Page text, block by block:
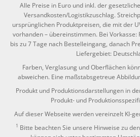
Alle Preise in Euro und inkl. der
Versandkosten/Logistikzuschlag.
ursprünglichen Produktpreisen, die mit der
vorhanden – übereinstimmen. Bei
bis zu 7 Tage nach Bestelleingang, danach
Liefergebiet:
Farben, Verglasung und Oberflächen
abweichen. Eine maßstabsgetreue
Produkt und Produktionsdarstellungen in
Produkt- und
Auf dieser Webseite werden vereinzelt KI-
1 Bitte beachten Sie unsere Hinweise zu den